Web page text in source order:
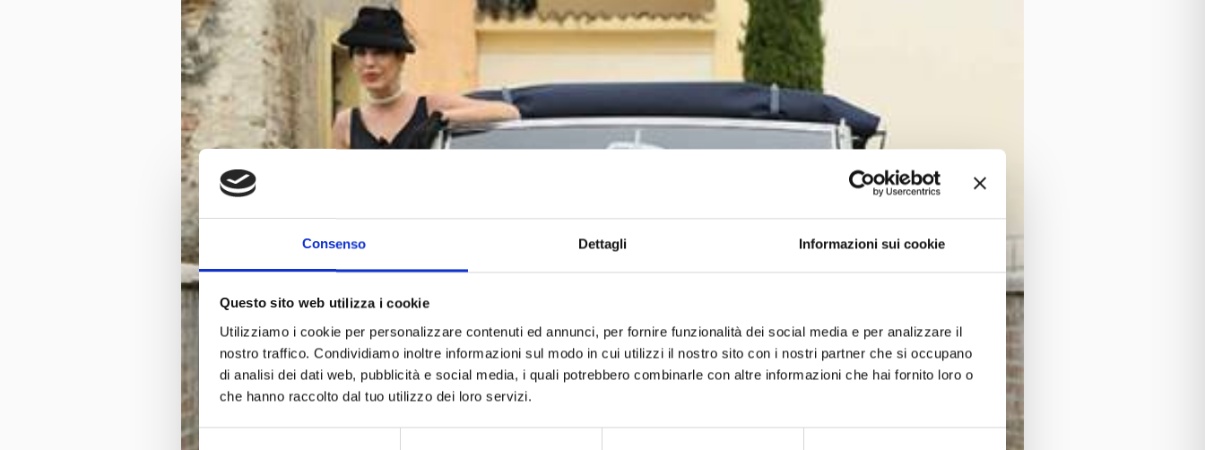
Consenso Dettagli Informazioni sui cookie
Questo sito web utilizza i cookie
Utilizziamo i cookie per personalizzare contenuti ed annunci, per fornire funzionalità dei social media e per analizzare il
nostro traffico. Condividiamo inoltre informazioni sul modo in cui utilizzi il nostro sito con i nostri partner che si occupano
di analisi dei dati web, pubblicità e social media, i quali potrebbero combinarle con altre informazioni che hai fornito loro o
che hanno raccolto dal tuo utilizzo dei loro servizi.